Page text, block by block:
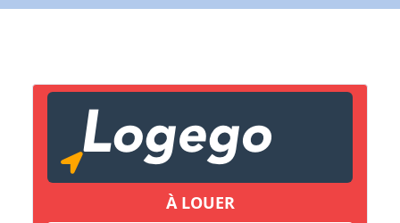
À LOUER
Lien vers inscription (sera inclus dans courriel)
Copier lien
X Fermer